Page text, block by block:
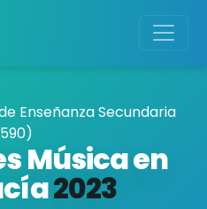
Enseñanza Secundaria
Música en
2023